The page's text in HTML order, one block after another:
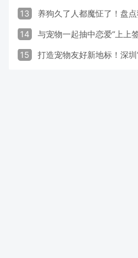
13 养狗久了人都魔怔了！盘
14 与宠物一起抽中恋爱“上上
15 打造宠物友好新地标！深圳